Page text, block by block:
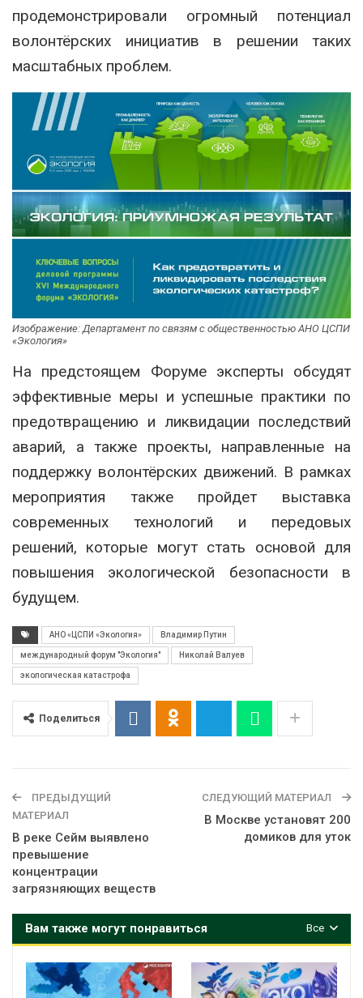
продемонстрировали огромный потенциал
волонтёрских инициатив в решении таких
масштабных проблем.
Изображение: Департамент по связям с общественностью АНО ЦСПИ
«Экология»
На предстоящем Форуме эксперты обсудят
эффективные меры и успешные практики по
предотвращению и ликвидации последствий
аварий, а также проекты, направленные на
поддержку волонтёрских движений. В рамках
мероприятия также пройдет выставка
современных технологий и передовых
решений, которые могут стать основой для
повышения экологической безопасности в
будущем.
АНО «ЦСПИ «Экология» Владимир Путин
международный форум "Экология" Николай Валуев
экологическая катастрофа
Поделиться
ПРЕДЫДУЩИЙ
МАТЕРИАЛ
В реке Сейм выявлено
превышение
концентрации
загрязняющих веществ
СЛЕДУЮЩИЙ МАТЕРИАЛ
В Москве установят 200
домиков для уток
Все
Вам также могут понравиться